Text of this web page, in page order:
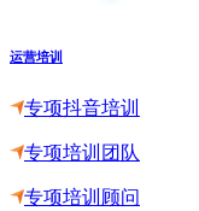
运营培训
专项抖音培训
专项培训团队
专项培训顾问